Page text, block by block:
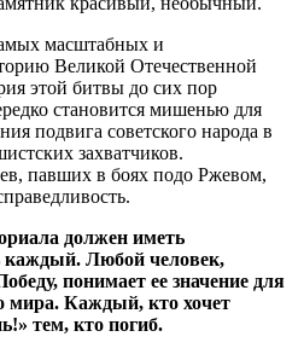
масштабных и
Великой Отечественной
этой битвы до сих пор
становится мишенью для
подвига советского народа в
захватчиков.
павших в боях подо Ржевом,
должен иметь
каждый. Любой человек,
понимает ее значение для
мира. Каждый, кто хочет
тем, кто погиб.